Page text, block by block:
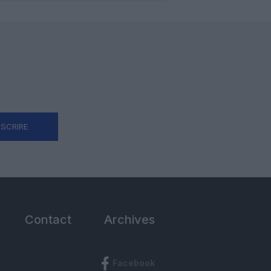
Contact Archives